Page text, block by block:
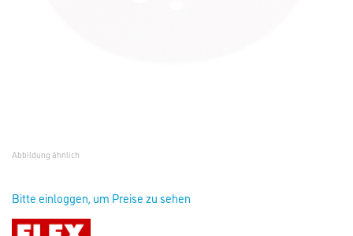
Abbildung ähnlich
Bitte einloggen, um Preise zu sehen